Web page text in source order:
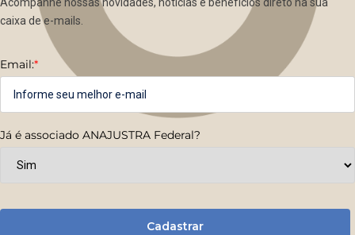
caixa de e-mails.
Email:*
Já é associado ANAJUSTRA Federal?
Cadastrar